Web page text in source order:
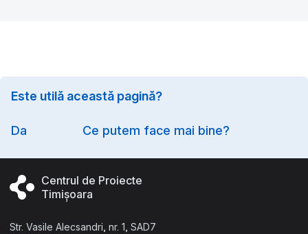
Este utilă această pagină?
Option
Da Ce putem face mai bine?
Centrul de Proiecte
Timișoara
Str. Vasile Alecsandri, nr. 1, SAD7